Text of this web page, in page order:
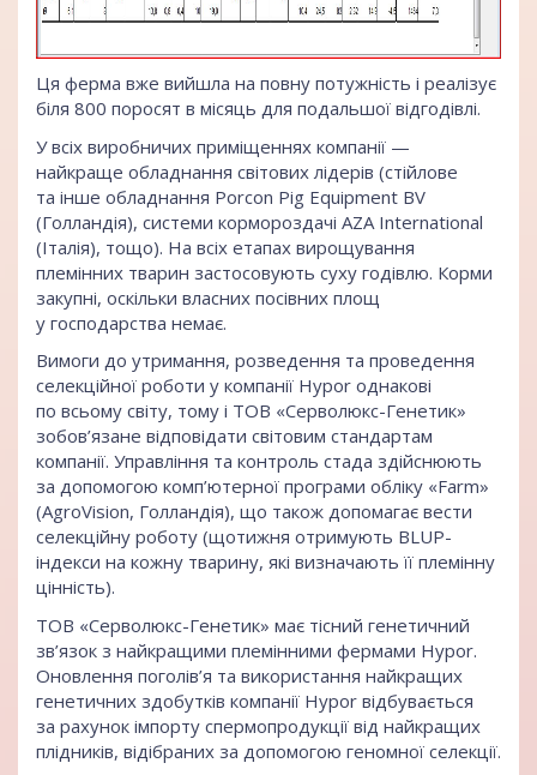
Ця ферма вже вийшла на повну потужність і реалізує
біля 800 поросят в місяць для подальшої відгодівлі.
У всіх виробничих приміщеннях компанії —
найкраще обладнання світових лідерів (стійлове
та інше обладнання Porcon Pig Equipment BV
(Голландія), системи кормороздачі AZA International
(Італія), тощо). На всіх етапах вирощування
племінних тварин застосовують суху годівлю. Корми
закупні, оскільки власних посівних площ
у господарства немає.
Вимоги до утримання, розведення та проведення
селекційної роботи у компанії Hypor однакові
по всьому світу, тому і ТОВ «Серволюкс-Генетик»
зобов’язане відповідати світовим стандартам
компанії. Управління та контроль стада здійснюють
за допомогою комп’ютерної програми обліку «Farm»
(AgroVision, Голландія), що також допомагає вести
селекційну роботу (щотижня отримують BLUP-
індекси на кожну тварину, які визначають її племінну
цінність).
ТОВ «Серволюкс-Генетик» має тісний генетичний
зв’язок з найкращими племінними фермами Hypor.
Оновлення поголів’я та використання найкращих
генетичних здобутків компанії Hypor відбувається
за рахунок імпорту спермопродукції від найкращих
плідників, відібраних за допомогою геномної селекції.